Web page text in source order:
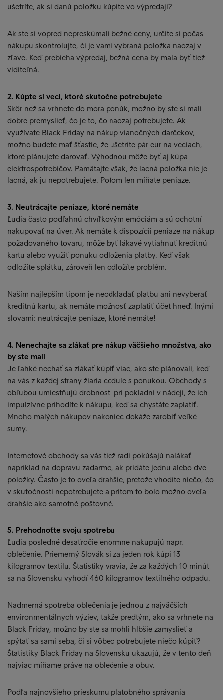
ušetríte, ak si danú položku kúpite vo výpredaji?
Ak ste si vopred nepreskúmali bežné ceny, určite si počas
nákupu skontrolujte, či je vami vybraná položka naozaj v
zľave. Keď prebieha výpredaj, bežná cena by mala byť tiež
viditeľná.
2. Kúpte si veci, ktoré skutočne potrebujete
Skôr než sa vrhnete do mora ponúk, možno by ste si mali
dobre premyslieť, čo je to, čo naozaj potrebujete. Ak
využívate Black Friday na nákup vianočných darčekov,
možno budete mať šťastie, že ušetríte pár eur na veciach,
ktoré plánujete darovať. Výhodnou môže byť aj kúpa
elektrospotrebičov. Pamätajte však, že lacná položka nie je
lacná, ak ju nepotrebujete. Potom len míňate peniaze.
3. Neutrácajte peniaze, ktoré nemáte
Ľudia často podľahnú chvíľkovým emóciám a sú ochotní
nakupovať na úver. Ak nemáte k dispozícii peniaze na nákup
požadovaného tovaru, môže byť lákavé vytiahnuť kreditnú
kartu alebo využiť ponuku odloženia platby. Keď však
odložíte splátku, zároveň len odložíte problém.
Naším najlepším tipom je neodkladať platbu ani nevyberať
kreditnú kartu, ak nemáte možnosť zaplatiť účet hneď. Inými
slovami: neutrácajte peniaze, ktoré nemáte!
4. Nenechajte sa zlákať pre nákup väčšieho množstva, ako
by ste mali
Je ľahké nechať sa zlákať kúpiť viac, ako ste plánovali, keď
na vás z každej strany žiaria cedule s ponukou. Obchody s
obľubou umiestňujú drobnosti pri pokladni v nádeji, že ich
impulzívne prihodíte k nákupu, keď sa chystáte zaplatiť.
Mnoho malých nákupov nakoniec dokáže zarobiť veľké
sumy.
Internetové obchody sa vás tiež radi pokúšajú nalákať
napríklad na dopravu zadarmo, ak pridáte jednu alebo dve
položky. Často je to oveľa drahšie, pretože vhodíte niečo, čo
v skutočnosti nepotrebujete a pritom to bolo možno oveľa
drahšie ako samotné poštovné.
5. Prehodnoťte svoju spotrebu
Ľudia posledné desaťročie enormne nakupujú napr.
oblečenie. Priemerný Slovák si za jeden rok kúpi 13
kilogramov textilu. Štatistiky vravia, že za každých 10 minút
sa na Slovensku vyhodí 460 kilogramov textilného odpadu.
Nadmerná spotreba oblečenia je jednou z najväčších
environmentálnych výziev, takže predtým, ako sa vrhnete na
Black Friday, možno by ste sa mohli hlbšie zamyslieť a
spýtať sa sami seba, či si vôbec potrebujete niečo kúpiť?
Štatistiky Black Friday na Slovensku ukazujú, že v tento deň
najviac míňame práve na oblečenie a obuv.
Podľa najnovšieho prieskumu platobného správania